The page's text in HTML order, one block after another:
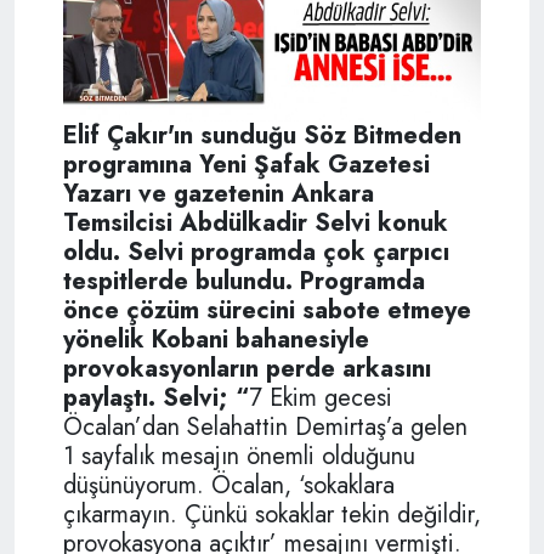
Elif Çakır'ın sunduğu Söz Bitmeden
programına Yeni Şafak Gazetesi
Yazarı ve gazetenin Ankara
Temsilcisi Abdülkadir Selvi konuk
oldu. Selvi programda çok çarpıcı
tespitlerde bulundu. Programda
önce çözüm sürecini sabote etmeye
yönelik Kobani bahanesiyle
provokasyonların perde arkasını
paylaştı. Selvi; “7 Ekim gecesi
Öcalan’dan Selahattin Demirtaş’a gelen
1 sayfalık mesajın önemli olduğunu
düşünüyorum. Öcalan, ‘sokaklara
çıkarmayın. Çünkü sokaklar tekin değildir,
provokasyona açıktır’ mesajını vermişti.